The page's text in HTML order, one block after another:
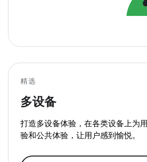
精选
多设备
打造多设备体验，在各类设备上为
验和公共体验，让用户感到愉悦。